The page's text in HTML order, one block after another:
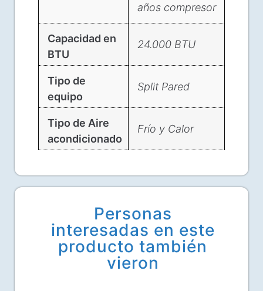
años compresor
Capacidad en
BTU
24.000 BTU
Tipo de
equipo
Split Pared
Tipo de Aire
acondicionado
Frío y Calor
Personas
interesadas en este
producto también
vieron